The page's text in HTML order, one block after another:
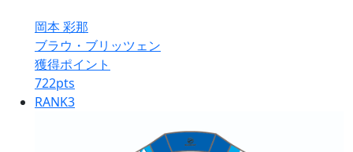
岡本 彩那
ブラウ・ブリッツェン
獲得ポイント
722pts
RANK3